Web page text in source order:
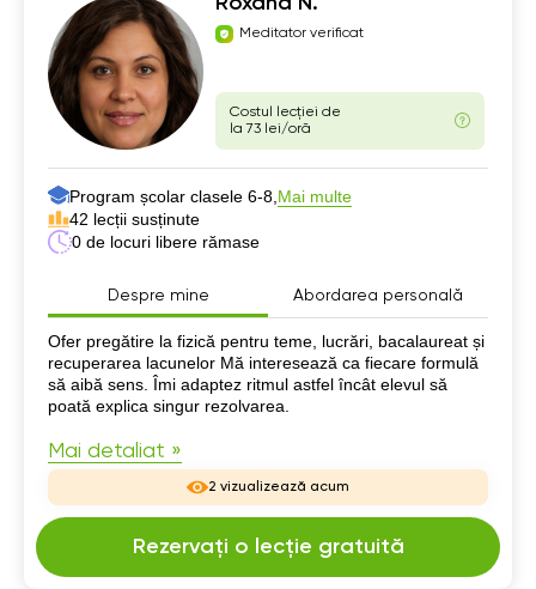
Meditator verificat
Costul lecției de
la 73 lei/oră
Program școlar clasele 6-8, Mai multe
42 lecții susținute
0 de locuri libere rămase
Despre mine Abordarea personală
Despre mine
Ofer pregătire la fizică pentru teme, lucrări, bacalaureat și
recuperarea lacunelor Mă interesează ca fiecare formulă
să aibă sens. Îmi adaptez ritmul astfel încât elevul să
poată explica singur rezolvarea.
Mai detaliat »
2 vizualizează acum
Rezervați o lecție gratuită